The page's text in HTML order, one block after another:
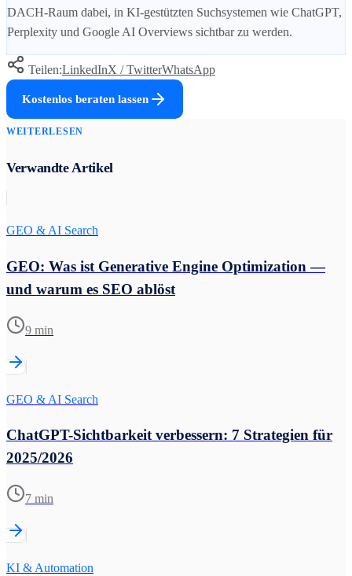
DACH-Raum dabei, in KI-gestützten Suchsystemen wie ChatGPT,
Perplexity und Google AI Overviews sichtbar zu werden.
Teilen:LinkedInX / TwitterWhatsApp
Kostenlos beraten lassen
WEITERLESEN
Verwandte Artikel
GEO & AI Search
GEO: Was ist Generative Engine Optimization —
und warum es SEO ablöst
9 min
GEO & AI Search
ChatGPT-Sichtbarkeit verbessern: 7 Strategien für
2025/2026
7 min
KI & Automation